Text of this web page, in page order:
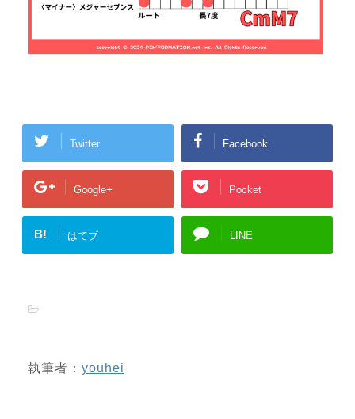
Twitter Facebook
Google+ Pocket
B! はてブ LINE
-
執筆者： youhei